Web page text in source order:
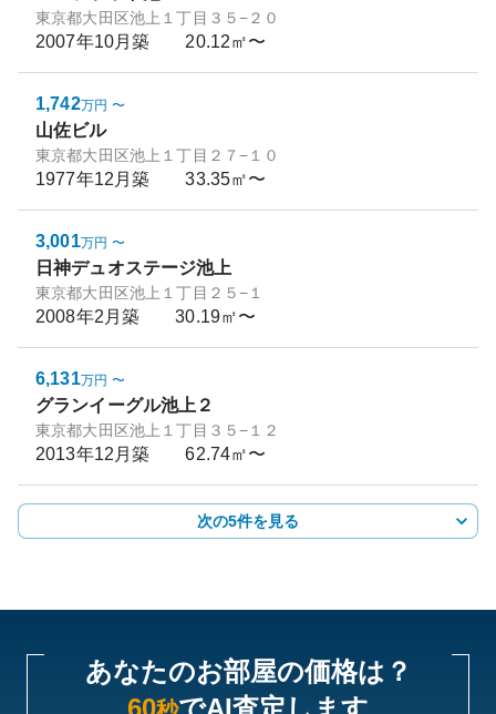
東京都大田区池上１丁目３５−２０
2007年10月築 20.12㎡〜
1,742万円 〜
山佐ビル
東京都大田区池上１丁目２７−１０
1977年12月築 33.35㎡〜
3,001万円 〜
日神デュオステージ池上
東京都大田区池上１丁目２５−１
2008年2月築 30.19㎡〜
6,131万円 〜
グランイーグル池上２
東京都大田区池上１丁目３５−１２
2013年12月築 62.74㎡〜
次の5件を見る
あなたのお部屋の価格は？
60
でAI査定します